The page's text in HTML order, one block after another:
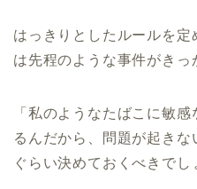
はっきりとしたルールを
は先程のような事件がきっ
「私のようなたばこに敏
るんだから、問題が起き
ぐらい決めておくべきでし